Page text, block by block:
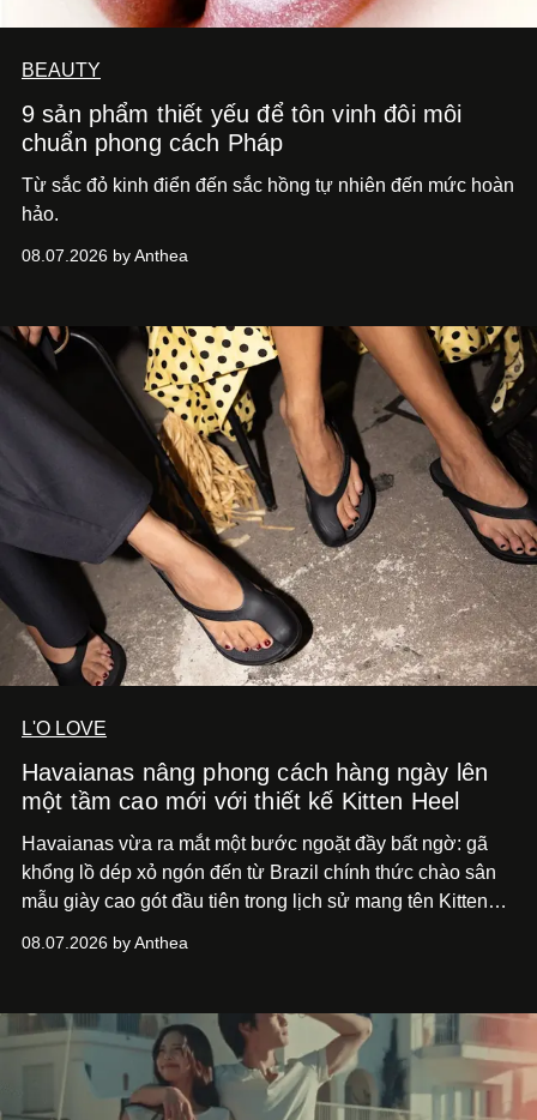
BEAUTY
9 sản phẩm thiết yếu để tôn vinh đôi môi
chuẩn phong cách Pháp
Từ sắc đỏ kinh điển đến sắc hồng tự nhiên đến mức hoàn
hảo.
08.07.2026 by Anthea
L'O LOVE
Havaianas nâng phong cách hàng ngày lên
một tầm cao mới với thiết kế Kitten Heel
Havaianas vừa ra mắt một bước ngoặt đầy bất ngờ: gã
khổng lồ dép xỏ ngón đến từ Brazil chính thức chào sân
mẫu giày cao gót đầu tiên trong lịch sử mang tên Kitten
08.07.2026 by Anthea